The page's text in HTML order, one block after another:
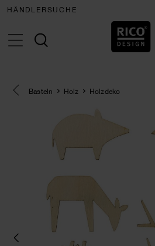
HÄNDLERSUCHE
Eine Kategorie zurück
Basteln Holz Holzdeko